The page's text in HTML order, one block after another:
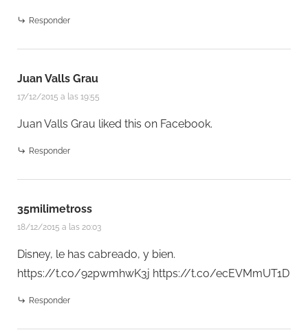
Responder
Juan Valls Grau
17/12/2015 a las 19:55
Juan Valls Grau liked this on Facebook.
Responder
35milimetross
18/12/2015 a las 20:03
Disney, le has cabreado, y bien.
https://t.co/92pwmhwK3j https://t.co/ecEVMmUT1D
Responder